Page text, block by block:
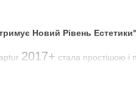
Новий Рівень Естетики"
2017+ стала простішою